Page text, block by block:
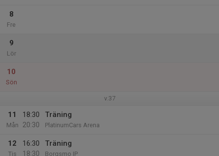
8
Fre
9
Lör
10
Sön
v.37
11
Mån
18:30
20:30
Träning
PlatinumCars Arena
12
Tis
16:30
18:30
Träning
Borgsmo IP